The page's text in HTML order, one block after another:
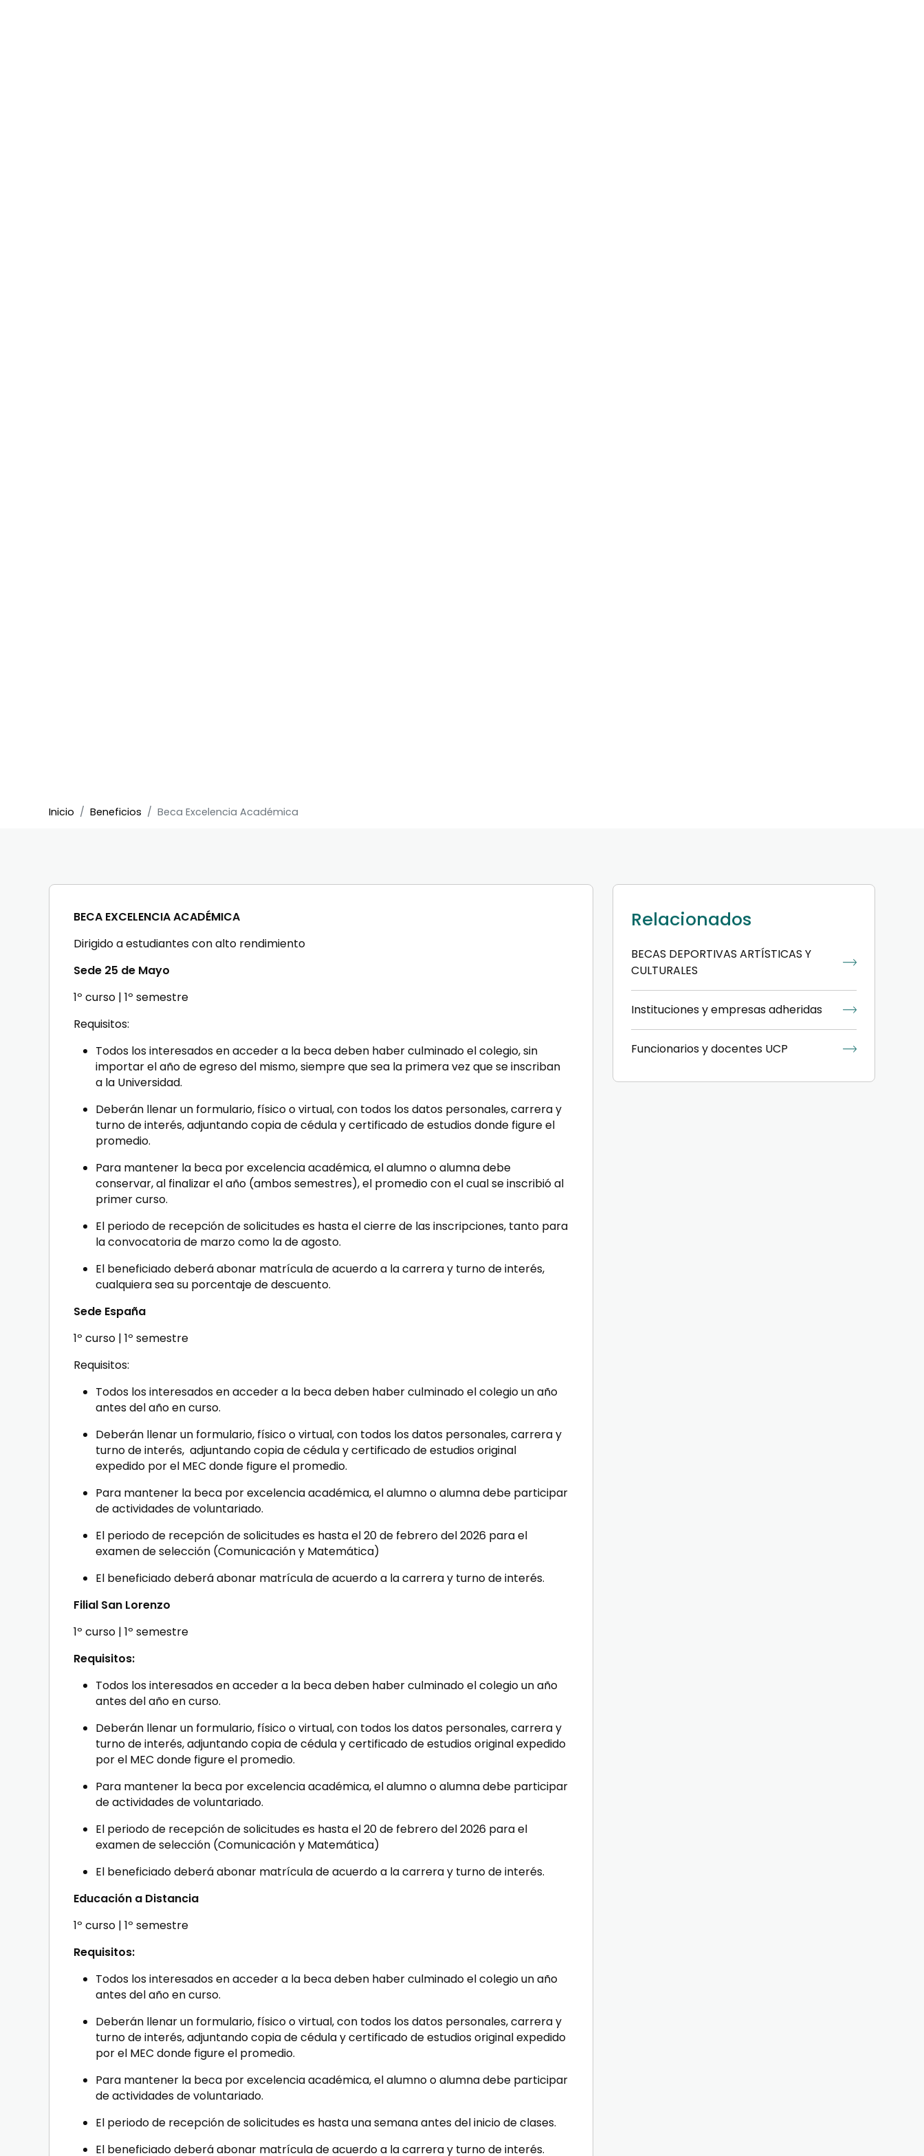
Inicio Beneficios Beca Excelencia Académica
BECA EXCELENCIA ACADÉMICA
Dirigido a estudiantes con alto rendimiento
Sede 25 de Mayo
1º curso | 1º semestre
Requisitos:
Todos los interesados en acceder a la beca deben haber culminado el colegio, sin
importar el año de egreso del mismo, siempre que sea la primera vez que se inscriban
a la Universidad.
Deberán llenar un formulario, físico o virtual, con todos los datos personales, carrera y
turno de interés, adjuntando copia de cédula y certificado de estudios donde figure el
promedio.
Para mantener la beca por excelencia académica, el alumno o alumna debe
conservar, al finalizar el año (ambos semestres), el promedio con el cual se inscribió al
primer curso.
El periodo de recepción de solicitudes es hasta el cierre de las inscripciones, tanto para
la convocatoria de marzo como la de agosto.
El beneficiado deberá abonar matrícula de acuerdo a la carrera y turno de interés,
cualquiera sea su porcentaje de descuento.
Sede España
1º curso | 1º semestre
Requisitos:
Todos los interesados en acceder a la beca deben haber culminado el colegio un año
antes del año en curso.
Deberán llenar un formulario, físico o virtual, con todos los datos personales, carrera y
turno de interés, adjuntando copia de cédula y certificado de estudios original
expedido por el MEC donde figure el promedio.
Para mantener la beca por excelencia académica, el alumno o alumna debe participar
de actividades de voluntariado.
El periodo de recepción de solicitudes es hasta el 20 de febrero del 2026 para el
examen de selección (Comunicación y Matemática)
El beneficiado deberá abonar matrícula de acuerdo a la carrera y turno de interés.
Filial San Lorenzo
1º curso | 1º semestre
Requisitos:
Todos los interesados en acceder a la beca deben haber culminado el colegio un año
antes del año en curso.
Deberán llenar un formulario, físico o virtual, con todos los datos personales, carrera y
turno de interés, adjuntando copia de cédula y certificado de estudios original expedido
por el MEC donde figure el promedio.
Para mantener la beca por excelencia académica, el alumno o alumna debe participar
de actividades de voluntariado.
El periodo de recepción de solicitudes es hasta el 20 de febrero del 2026 para el
examen de selección (Comunicación y Matemática)
El beneficiado deberá abonar matrícula de acuerdo a la carrera y turno de interés.
Educación a Distancia
1º curso | 1º semestre
Requisitos:
Todos los interesados en acceder a la beca deben haber culminado el colegio un año
antes del año en curso.
Deberán llenar un formulario, físico o virtual, con todos los datos personales, carrera y
turno de interés, adjuntando copia de cédula y certificado de estudios original expedido
por el MEC donde figure el promedio.
Para mantener la beca por excelencia académica, el alumno o alumna debe participar
de actividades de voluntariado.
El periodo de recepción de solicitudes es hasta una semana antes del inicio de clases.
El beneficiado deberá abonar matrícula de acuerdo a la carrera y turno de interés.
Relacionados
BECAS DEPORTIVAS ARTÍSTICAS Y
CULTURALES
Instituciones y empresas adheridas
Funcionarios y docentes UCP